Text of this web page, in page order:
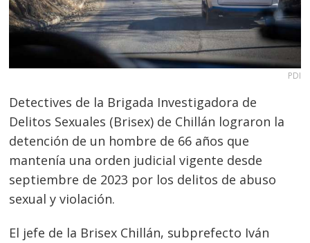
PDI
Detectives de la Brigada Investigadora de
Delitos Sexuales (Brisex) de Chillán lograron la
detención de un hombre de 66 años que
mantenía una orden judicial vigente desde
septiembre de 2023 por los delitos de abuso
sexual y violación.
El jefe de la Brisex Chillán, subprefecto Iván